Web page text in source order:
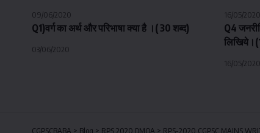
09/06/2020 16/05/2020
Q1)वर्ग का अर्थ और परिभाषा क्या है ।( 30 शब्द)
03/06/2020
Q4
16/05/2020
CGPSCBABA > Blog > RPS 2020 DMQA > RPS-2020 CGPSC MAINS